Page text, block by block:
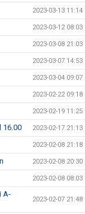
2023-03-13 11:14
2023-03-12 08:03
2023-03-08 21:03
2023-03-07 14:53
2023-03-04 09:07
2023-02-22 09:18
2023-02-19 11:25
16.00 2023-02-17 21:13
2023-02-08 21:18
2023-02-08 20:30
2023-02-08 08:03
A-
2023-02-07 21:48